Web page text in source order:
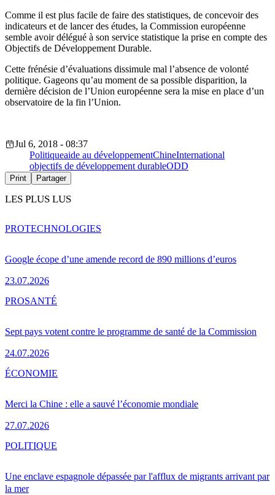
Comme il est plus facile de faire des statistiques, de concevoir des
indicateurs et de lancer des études, la Commission européenne
semble avoir délégué à son service statistique la prise en compte des
Objectifs de Développement Durable.
Cette frénésie d’évaluations dissimule mal l’absence de volonté
politique. Gageons qu’au moment de sa possible disparition, la
dernière décision de l’Union européenne sera la mise en place d’un
observatoire de la fin l’Union.
Jul 6, 2018 - 08:37
Politiqueaide au développementChineInternational
objectifs de développement durableODD
Print Partager
LES PLUS LUS
Google écope d’une amende record de 890 millions d’euros
23.07.2026
PROTECHNOLOGIES
Sept pays votent contre le programme de santé de la Commission
24.07.2026
PROSANTÉ
Merci la Chine : elle a sauvé l’économie mondiale
27.07.2026
ÉCONOMIE
Une enclave espagnole dépassée par l'afflux de migrants arrivant par
la mer
POLITIQUE